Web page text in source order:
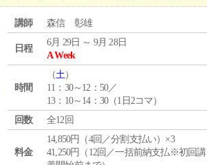
講師 森信 彰雄
日程
6月 29日 ～ 9月 28日
A Week
時間
（土）
11：30～12：50／
13：10～14：30（1日2コマ）
回数
全12回
料金
14,850円（4回／分割支払い）×3
41,250円（12回／一括前納支払※初回講